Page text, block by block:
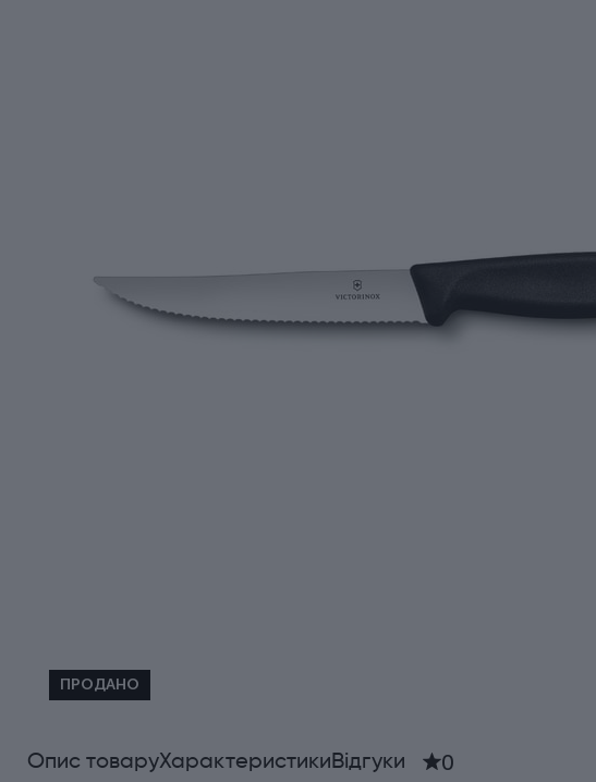
ПРОДАНО
Опис товаруХарактеристикиВідгуки 0